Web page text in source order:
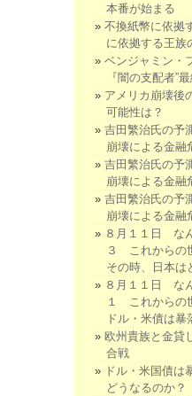
本番が始まる
不換紙幣に依拠
に依拠する王族
ベンジャミン・
『闇の支配者”
アメリカ崩壊後
可能性は？
吉田繁治氏の予
崩壊による金
吉田繁治氏の予
崩壊による金
吉田繁治氏の予
崩壊による金
８月１１日 な
３ これからの
その時、日本は
８月１１日 な
１ これからの
ドル・米債は暴
欧州貴族と金貸
合戦
ドル・米国債は
どうなるのか？